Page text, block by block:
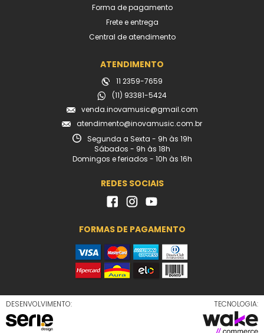
Forma de pagamento
Frete e entrega
Central de atendimento
ATENDIMENTO
11 2359-7659
(11) 93381-5424
venda.inovamusic@gmail.com
atendimento@inovamusic.com.br
Segunda a Sexta - 9h às 19h
Sábados - 9h às 18h
Domingos e feriados - 10h às 16h
REDES SOCIAIS
FORMAS DE PAGAMENTO
DESENVOLVIMENTO: TECNOLOGIA: